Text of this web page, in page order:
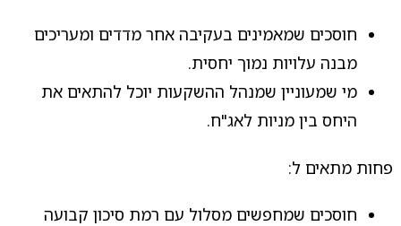
חוסכים שמאמינים בעקיבה אחר מדדים ומעריכים
מבנה עלויות נמוך יחסית.
מי שמעוניין שמנהל ההשקעות יוכל להתאים את
היחס בין מניות לאג"ח.
פחות מתאים ל:
חוסכים שמחפשים מסלול עם רמת סיכון קבועה